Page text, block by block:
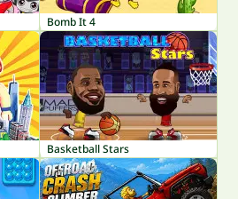
Bomb It 4
Basketball Stars